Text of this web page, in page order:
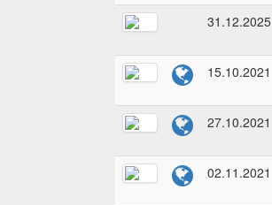
31.12.2025
15.10.2021
27.10.2021
02.11.2021